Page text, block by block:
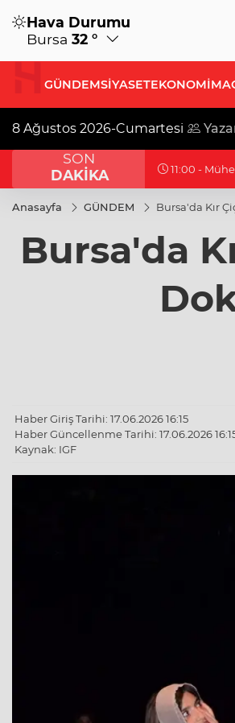
Hava Durumu
Bursa 32 °
GÜNDEMSİYASETEKONOMİ
8 Ağustos 2026-Cumartesi
SON
DAKİKA
10:44 -
Anasayfa GÜNDEM Bursa'da Kır
Bursa'da
Haber Giriş Tarihi: 17.06.2026 16:15
Haber Güncellenme Tarihi: 17.06.2026
Kaynak: IGF